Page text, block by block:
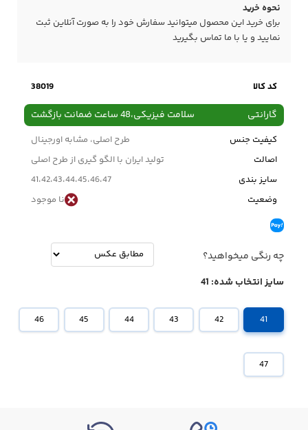
نحوه خرید
برای خرید این محصول میتوانید سفارش خود را به صورت آنلاین ثبت
نمایید و یا با ما تماس بگیرید
کد کالا 38019
گارانتی سلامت فیزیکی،48 ساعت ضمانت بازگشت
کیفیت جنس
طرح اصلی، مشابه اورجینال
اصالت
تولید ایران با الگو گیری از طرح اصلی
سایز بندی
41،42،43،44،45،46،47
وضعیت
نا موجود
چه رنگی میخواهید؟
سایز انتخاب شده: 41
41
42
43
44
45
46
47